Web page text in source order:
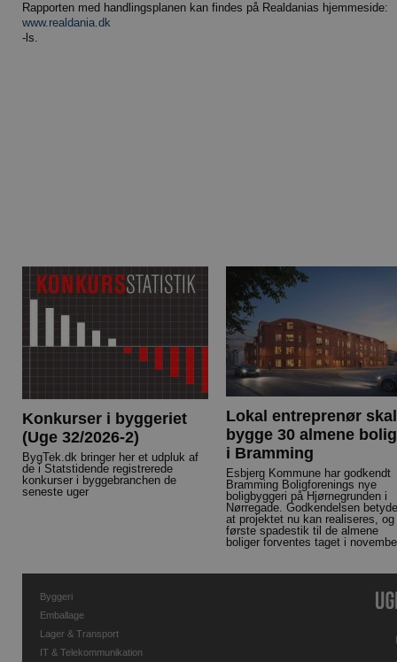
Rapporten med handlingsplanen kan findes på Realdanias hjemmeside:
www.realdania.dk
-ls.
Konkurser i byggeriet
(Uge 32/2026-2)
BygTek.dk bringer her et udpluk af
de i Statstidende registrerede
konkurser i byggebranchen de
seneste uger
Lokal entreprenør skal
bygge 30 almene
i Bramming
Esbjerg Kommune har godkendt
Bramming Boligforenings nye
boligbyggeri på Hjørnegrunden i
Nørregade. Godkendelsen
at projektet nu kan realiseres, og
første spadestik til de almene
boliger forventes taget i
Byggeri
Emballage
Lager & Transport
IT & Telekommunikation